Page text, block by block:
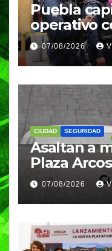
Puebla
operativo
fiestas
clases
07/08/2026
CIUDAD SEGURIDAD
Asaltan a
Plaza
de
huyeron en
07/08/2026